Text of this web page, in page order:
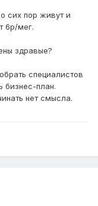
сих пор живут и
6р/мег.
здравые?
специалистов
бизнес-план.
нет смысла.